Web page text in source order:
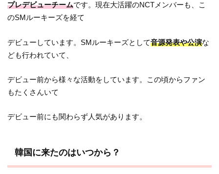
プレデビューチームです。現在大活躍のNCTメンバーも、こ
のSMルーキーズを経て
デビューしています。SMルーキーズとして音源発表や公演な
ども行われていて、
デビュー前から様々な活動をしています。この頃からファン
もたくさんいて
デビュー前にも関わらず人気があります。
韓国に来たのはいつから？